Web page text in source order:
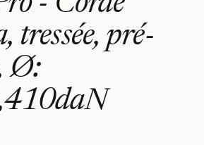
tressée, pré-
Ø: